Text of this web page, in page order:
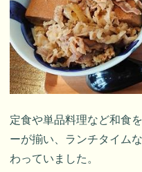
定食や単品料理など和食
ーが揃い、ランチタイム
わっていました。